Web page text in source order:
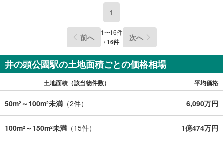
1
前へ 1〜16件
/16件 次へ
井の頭公園駅の土地面積ごとの価格相場
土地面積（該当物件数） 平均価格
50m2 ～100m2未満 （2件） 6,090万円
100m2 ～150m2未満 （15件） 1億474万円